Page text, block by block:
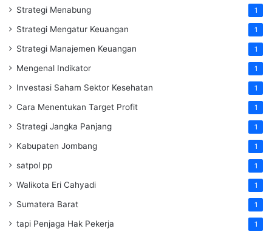
Strategi Menabung 1
Strategi Mengatur Keuangan 1
Strategi Manajemen Keuangan 1
Mengenal Indikator 1
Investasi Saham Sektor Kesehatan 1
Cara Menentukan Target Profit 1
Strategi Jangka Panjang 1
Kabupaten Jombang 1
satpol pp 1
Walikota Eri Cahyadi 1
Sumatera Barat 1
tapi Penjaga Hak Pekerja 1